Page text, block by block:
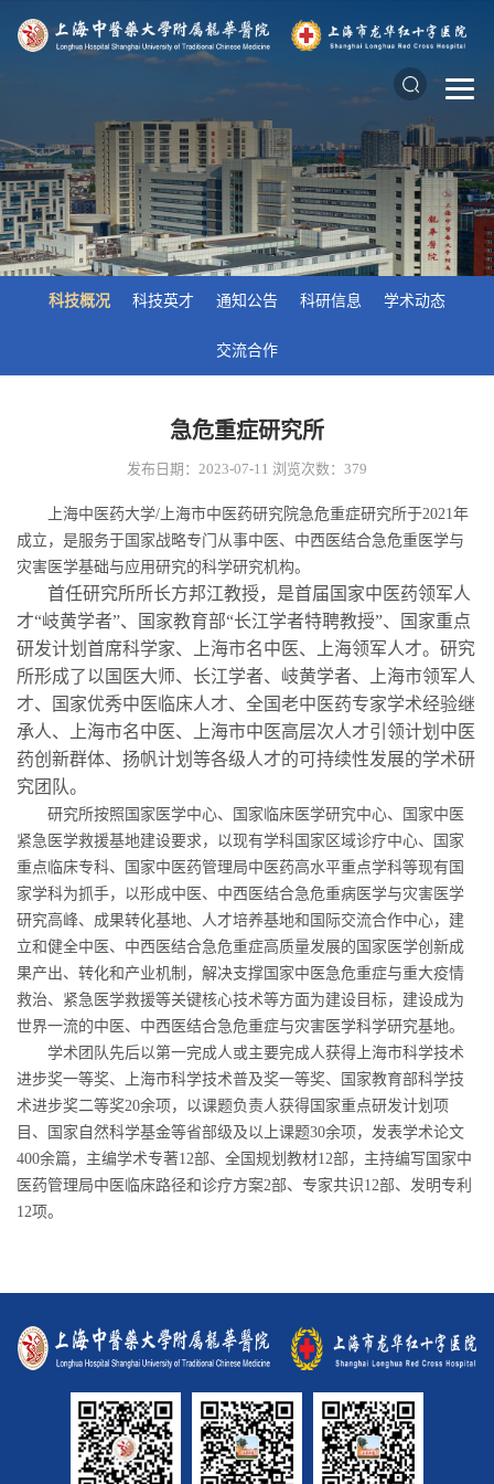
科技概况 科技英才 通知公告 科研信息 学术动态
交流合作
急危重症研究所
发布日期：2023-07-11 浏览次数： 379
上海中医药大学/ 上海市中医药研究院急危重症研究所于2021年
成立，是服务于国家战略专门从事中医、中西医结合急危重医学与
灾害医学基础与应用研究的科学研究机构。
首任研究所所长方邦江教授，是首届国家中医药领军人
才“岐黄学者”、国家教育部“长江学者特聘教授”、国家重点
研发计划首席科学家、上海市名中医、上海领军人才。研究
所形成了以国医大师、长江学者、岐黄学者、上海市领军人
才、国家优秀中医临床人才、全国老中医药专家学术经验继
承人、上海市名中医、上海市中医高层次人才引领计划中医
药创新群体、扬帆计划等各级人才的可持续性发展的学术研
究团队。
研究所按照国家医学中心、国家临床医学研究中心、国家中医
紧急医学救援基地建设要求，以现有学科国家区域诊疗中心、国家
重点临床专科、国家中医药管理局中医药高水平重点学科等现有国
家学科为抓手，以形成中医、中西医结合急危重病医学与灾害医学
研究高峰、成果转化基地、人才培养基地和国际交流合作中心，建
立和健全中医、中西医结合急危重症高质量发展的国家医学创新成
果产出、转化和产业机制，解决支撑国家中医急危重症与重大疫情
救治、紧急医学救援等关键核心技术等方面为建设目标，建设成为
世界一流的中医、中西医结合急危重症与灾害医学科学研究基地。
学术团队先后以第一完成人或主要完成人获得上海市科学技术
进步奖一等奖、上海市科学技术普及奖一等奖、国家教育部科学技
术进步奖二等奖20余项，以课题负责人获得国家重点研发计划项
目、国家自然科学基金等省部级及以上课题30余项，发表学术论文
400余篇，主编学术专著12部、全国规划教材12部，主持编写国家中
医药管理局中医临床路径和诊疗方案2部、专家共识12部、发明专利
12项。